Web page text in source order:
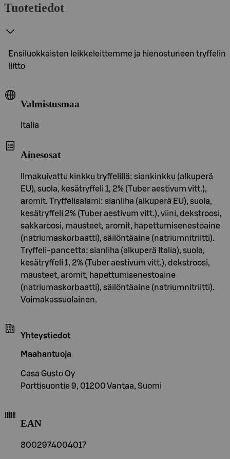
Tuotetiedot
Ensiluokkaisten leikkeleittemme ja hienostuneen tryffelin
liitto
Valmistusmaa
Italia
Ainesosat
Ilmakuivattu kinkku tryffelillä: siankinkku (alkuperä
EU), suola, kesätryffeli 1, 2% (Tuber aestivum vitt.),
aromit. Tryffelisalami: sianliha (alkuperä EU), suola,
kesätryffeli 2% (Tuber aestivum vitt.), viini, dekstroosi,
sakkaroosi, mausteet, aromit, hapettumisenestoaine
(natriumaskorbaatti), säilöntäaine (natriumnitriitti).
Tryffeli-pancetta: sianliha (alkuperä Italia), suola,
kesätryffeli 1, 2% (Tuber aestivum vitt.), dekstroosi,
mausteet, aromit, hapettumisenestoaine
(natriumaskorbaatti), säilöntäaine (natriumnitriitti).
Voimakassuolainen.
Yhteystiedot
Maahantuoja
Casa Gusto Oy
Porttisuontie 9, 01200 Vantaa, Suomi
EAN
8002974004017